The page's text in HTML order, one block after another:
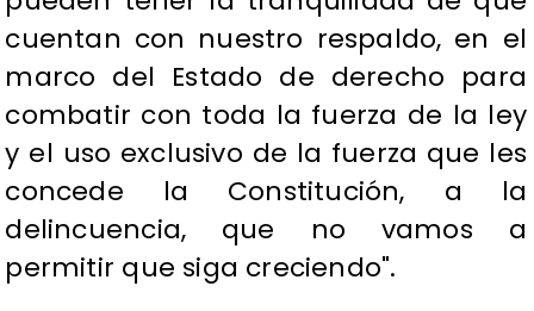
cuentan con nuestro respaldo, en el
marco del Estado de derecho para
combatir con toda la fuerza de la ley
y el uso exclusivo de la fuerza que les
concede la Constitución, a la
delincuencia, que no vamos a
permitir que siga creciendo".